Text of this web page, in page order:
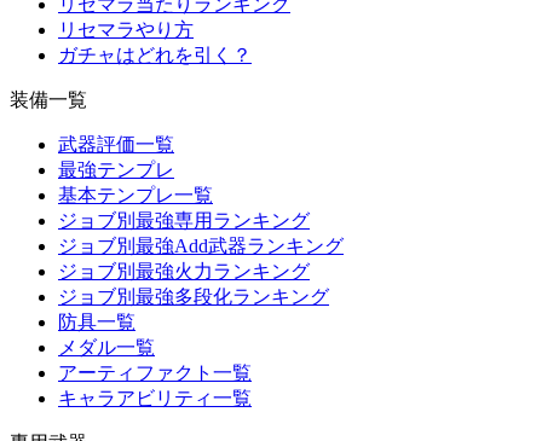
リセマラ当たりランキング
リセマラやり方
ガチャはどれを引く？
装備一覧
武器評価一覧
最強テンプレ
基本テンプレ一覧
ジョブ別最強専用ランキング
ジョブ別最強Add武器ランキング
ジョブ別最強火力ランキング
ジョブ別最強多段化ランキング
防具一覧
メダル一覧
アーティファクト一覧
キャラアビリティ一覧